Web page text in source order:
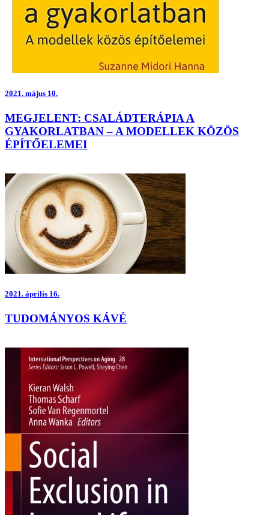
2021. május 10.
MEGJELENT: CSALÁDTERÁPIA A
GYAKORLATBAN – A MODELLEK KÖZÖS
ÉPÍTŐELEMEI
2021. április 16.
TUDOMÁNYOS KÁVÉ